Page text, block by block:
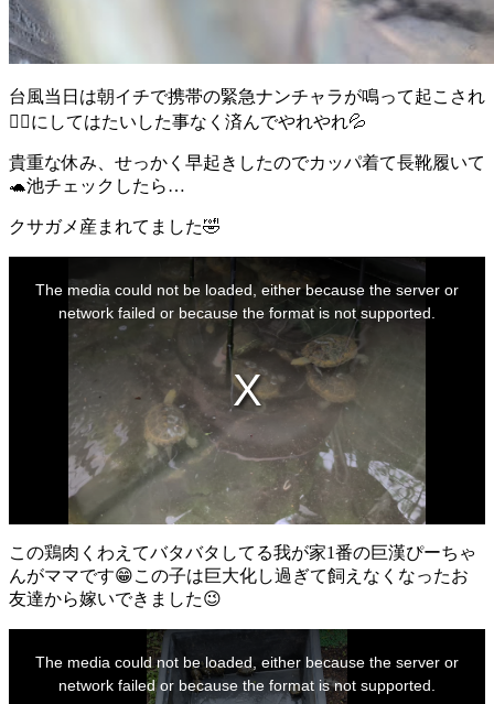
台風当日は朝イチで携帯の緊急ナンチャラが鳴って起こされ
😵‍💫にしてはたいした事なく済んでやれやれ💦
貴重な休み、せっかく早起きしたのでカッパ着て長靴履いて
🐢池チェックしたら…
クサガメ産まれてました🤣
The media could not be loaded, either because the server or
network failed or because the format is not supported.
この鶏肉くわえてバタバタしてる我が家1番の巨漢ぴーちゃ
んがママです😁この子は巨大化し過ぎて飼えなくなったお
友達から嫁いできました😉
The media could not be loaded, either because the server or
network failed or because the format is not supported.